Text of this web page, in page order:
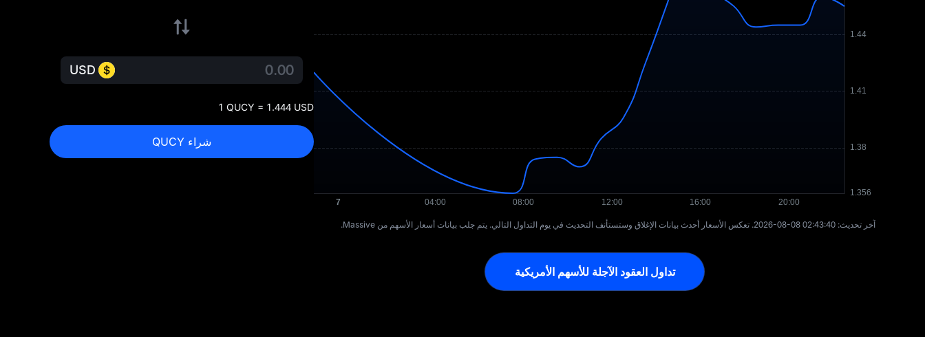
آخر تحديث: ⁦2026-08-08 02:43:40⁩. تعكس الأسعار أحدث بيانات الإغلاق وستستأنف التحديث في يوم التداول التالي. يتم جلب بيانات أسعار الأسهم من Massive.
تداول العقود الآجلة للأسهم الأمريكية
USD
1 QUCY = 1.444 USD
شراء QUCY